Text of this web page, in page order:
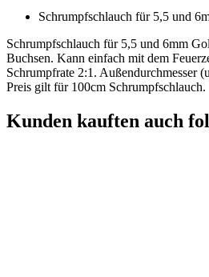
Schrumpfschlauch für 5,5 und
Schrumpfschlauch für 5,5 und 6mm
Buchsen. Kann einfach mit dem
Schrumpfrate 2:1. Außendurchmesser
Preis gilt für 100cm Schrumpfschlauch.
Kunden kauften auch